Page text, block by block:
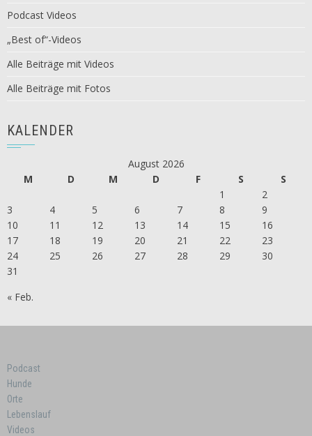
Podcast Videos
„Best of“-Videos
Alle Beiträge mit Videos
Alle Beiträge mit Fotos
KALENDER
August 2026
M
D M D F S
S
1
2
3
4 5 6 7 8
9
10
11 12 13 14 15
16
17
18 19 20 21 22
23
24
25 26 27 28 29
30
31
« Feb.
Podcast
Hunde
Orte
Lebenslauf
Videos